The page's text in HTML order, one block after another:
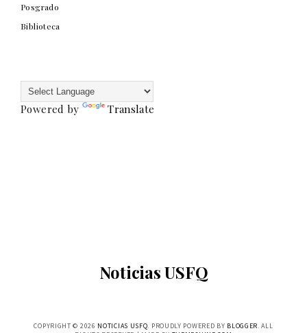
Posgrado
Biblioteca
Powered by Translate
Noticias USFQ
COPYRIGHT © 2026 NOTICIAS USFQ . PROUDLY POWERED BY BLOGGER . ALL